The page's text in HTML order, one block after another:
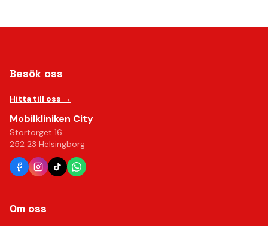
Besök oss
Hitta till oss →
Mobilkliniken City
Stortorget 16
252 23 Helsingborg
Om oss